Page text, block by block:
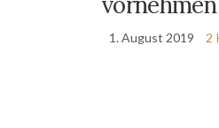
1. August 2019 2